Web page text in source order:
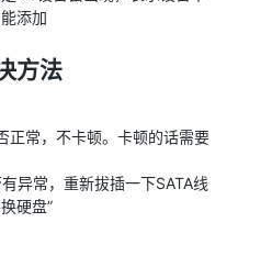
添加
方法
正常，不卡顿。卡顿的话需要
异常，重新拔插一下SATA线
硬盘”